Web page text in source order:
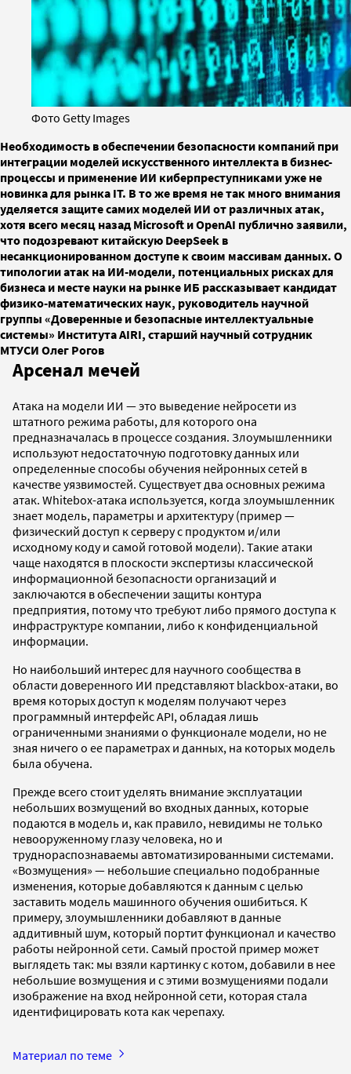
Фото Getty Images
Необходимость в обеспечении безопасности компаний при
интеграции моделей искусственного интеллекта в бизнес-
процессы и применение ИИ киберпреступниками уже не
новинка для рынка IT. В то же время не так много внимания
уделяется защите самих моделей ИИ от различных атак,
хотя всего месяц назад Microsoft и OpenAI публично заявили,
что подозревают китайскую DeepSeek в
несанкционированном доступе к своим массивам данных. О
типологии атак на ИИ-модели, потенциальных рисках для
бизнеса и месте науки на рынке ИБ рассказывает кандидат
физико-математических наук, руководитель научной
группы «Доверенные и безопасные интеллектуальные
системы» Института AIRI, старший научный сотрудник
МТУСИ Олег Рогов
Арсенал мечей
Атака на модели ИИ — это выведение нейросети из
штатного режима работы, для которого она
предназначалась в процессе создания. Злоумышленники
используют недостаточную подготовку данных или
определенные способы обучения нейронных сетей в
качестве уязвимостей. Существует два основных режима
атак. Whitebox-атака используется, когда злоумышленник
знает модель, параметры и архитектуру (пример —
физический доступ к серверу с продуктом и/или
исходному коду и самой готовой модели). Такие атаки
чаще находятся в плоскости экспертизы классической
информационной безопасности организаций и
заключаются в обеспечении защиты контура
предприятия, потому что требуют либо прямого доступа к
инфраструктуре компании, либо к конфиденциальной
информации.
Но наибольший интерес для научного сообщества в
области доверенного ИИ представляют blackbox-атаки, во
время которых доступ к моделям получают через
программный интерфейс API, обладая лишь
ограниченными знаниями о функционале модели, но не
зная ничего о ее параметрах и данных, на которых модель
была обучена.
Прежде всего стоит уделять внимание эксплуатации
небольших возмущений во входных данных, которые
подаются в модель и, как правило, невидимы не только
невооруженному глазу человека, но и
труднораспознаваемы автоматизированными системами.
«Возмущения» — небольшие специально подобранные
изменения, которые добавляются к данным с целью
заставить модель машинного обучения ошибиться. К
примеру, злоумышленники добавляют в данные
аддитивный шум, который портит функционал и качество
работы нейронной сети. Самый простой пример может
выглядеть так: мы взяли картинку с котом, добавили в нее
небольшие возмущения и с этими возмущениями подали
изображение на вход нейронной сети, которая стала
идентифицировать кота как черепаху.
Материал по теме